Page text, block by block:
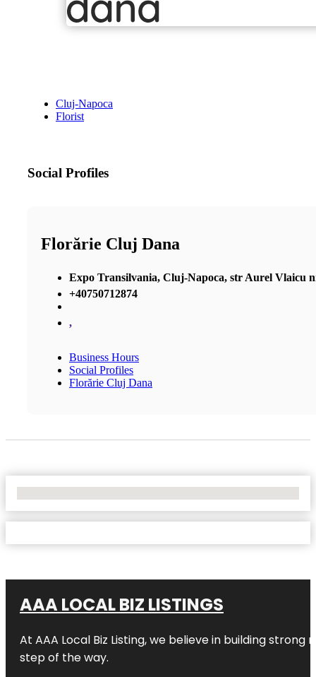
Cluj-Napoca
Florist
Social Profiles
Florărie Cluj Dana
Expo Transilvania, Cluj-Napoca, str Aurel Vlaicu
+40750712874
,
Business Hours
Social Profiles
Florărie Cluj Dana
AAA LOCAL BIZ LISTINGS
At AAA Local Biz Listing, we believe in building
step of the way.